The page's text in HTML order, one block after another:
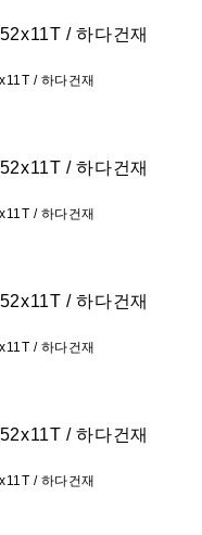
/ 하다건재
/ 하다건재
/ 하다건재
/ 하다건재